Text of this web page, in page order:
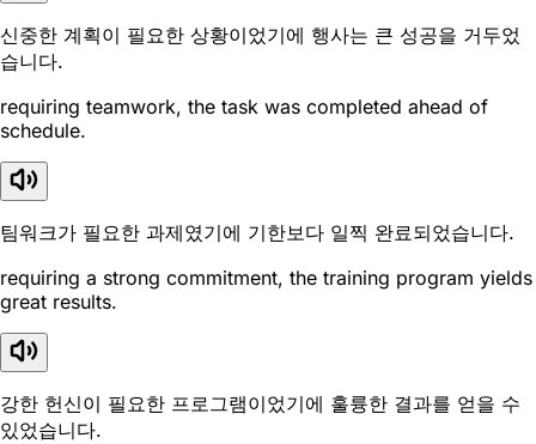
신중한 계획이 필요한 상황이었기에 행사는 큰 성공을 거두었
습니다.
requiring teamwork, the task was completed ahead of
schedule.
팀워크가 필요한 과제였기에 기한보다 일찍 완료되었습니다.
requiring a strong commitment, the training program yields
great results.
강한 헌신이 필요한 프로그램이었기에 훌륭한 결과를 얻을 수
있었습니다.